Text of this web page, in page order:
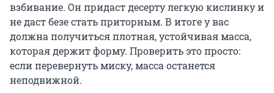
взбивание. Он придаст десерту легкую кислинку и
не даст безе стать приторным. В итоге у вас
должна получиться плотная, устойчивая масса,
которая держит форму. Проверить это просто:
если перевернуть миску, масса останется
неподвижной.